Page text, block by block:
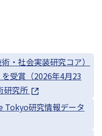
・社会実装研究コア）
受賞（2026年4月23
研究所
Tokyo研究情報データ